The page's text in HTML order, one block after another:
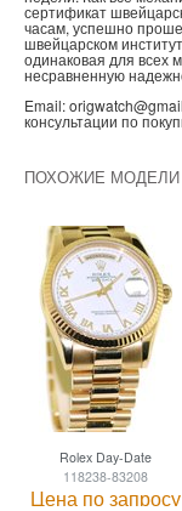
сертификат
часам, успешно
швейцарском
одинаковая для всех
несравненную
Email:
консультации по
ПОХОЖИЕ МОДЕЛИ
Rolex Day-Date
118238-83208
Цена по запросу